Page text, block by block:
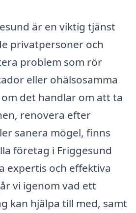
är en viktig tjänst
privatpersoner och
problem som rör
eller ohälsosamma
det handlar om att ta
renovera efter
sanera mögel, finns
företag i Friggesund
expertis och effektiva
vi igenom vad ett
kan hjälpa till med, samt